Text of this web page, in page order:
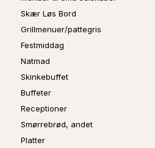
Skær Løs Bord
Grillmenuer/pattegris
Festmiddag
Natmad
Skinkebuffet
Buffeter
Receptioner
Smørrebrød, andet
Platter